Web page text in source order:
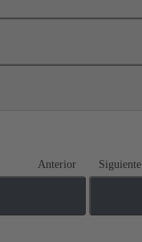
Anterior Siguiente